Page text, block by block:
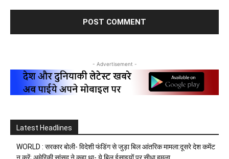
- Advertisement -
Latest Headlines
WORLD : सरकार बोली- विदेशी फंडिंग से जुड़ा बिल आंतरिक मामला:दूसरे देश कमेंट
न करें; अमेरिकी सांसद ने कहा था- ये बिल ईसाइयों पर सीधा हमला